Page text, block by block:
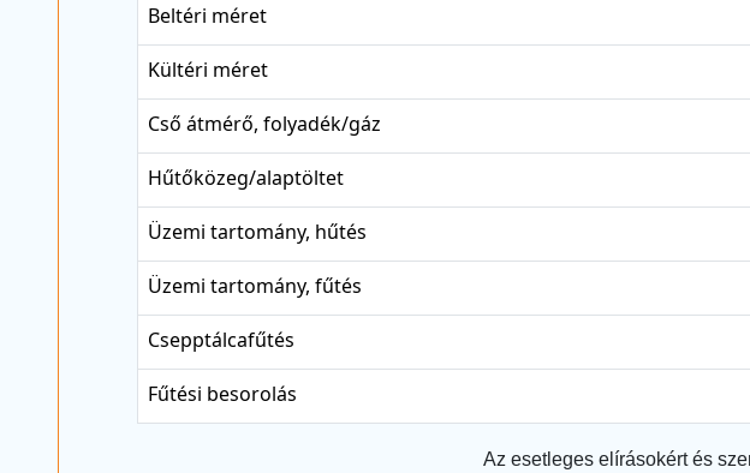
Beltéri méret
Kültéri méret
Cső átmérő, folyadék/gáz
Hűtőközeg/alaptöltet
Üzemi tartomány, hűtés
Üzemi tartomány, fűtés
Csepptálcafűtés
Fűtési besorolás
Az esetleges elírásokért és